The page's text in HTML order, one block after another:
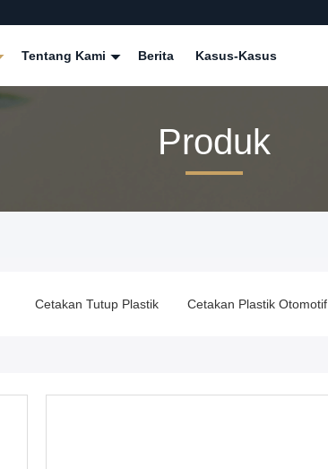
Tentang Kami Berita Kasus-Kasus
Produk
Cetakan Tutup Plastik Cetakan Plastik Otomotif